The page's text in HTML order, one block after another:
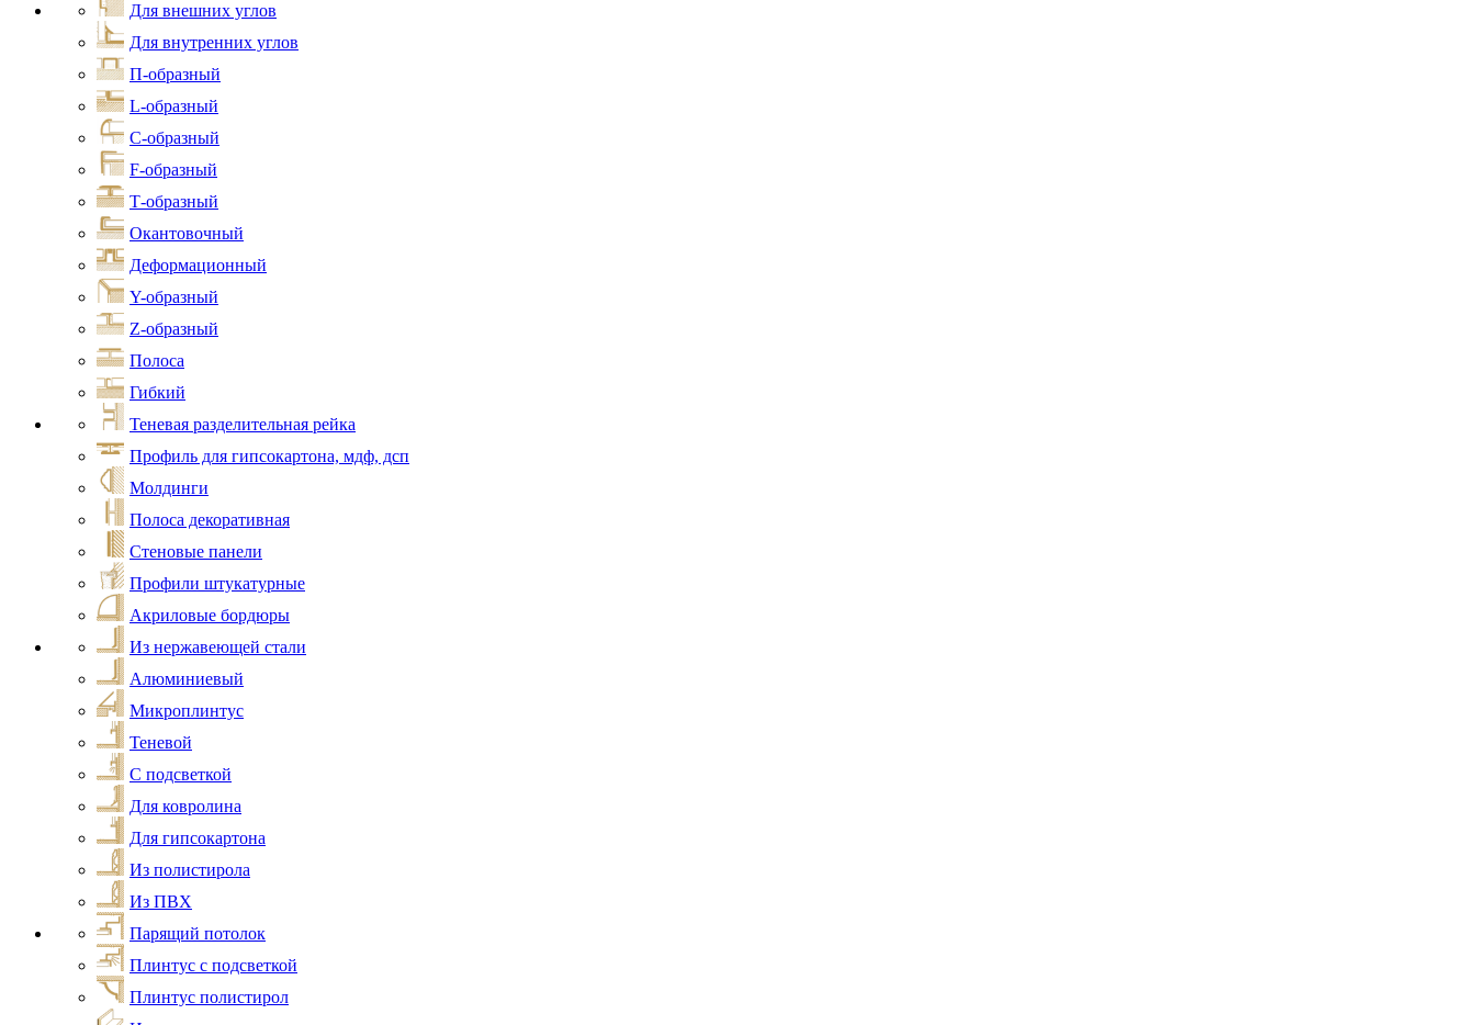
Для внешних углов
Для внутренних углов
П-образный
L-образный
С-образный
F-образный
Т-образный
Окантовочный
Деформационный
Y-образный
Z-образный
Полоса
Гибкий
Теневая разделительная рейка
Профиль для гипсокартона, мдф, дсп
Молдинги
Полоса декоративная
Стеновые панели
Профили штукатурные
Акриловые бордюры
Из нержавеющей стали
Алюминиевый
Микроплинтус
Теневой
С подсветкой
Для ковролина
Для гипсокартона
Из полистирола
Из ПВХ
Парящий потолок
Плинтус с подсветкой
Плинтус полистирол